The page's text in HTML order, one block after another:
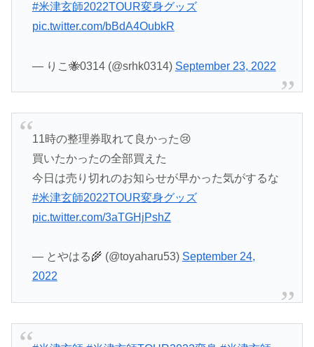
#米津玄師2022TOUR変身グッズ
pic.twitter.com/bBdA4OubkR
— りこ🐝0314 (@srhk0314) September 23, 2022
11時の整理券取れて良かった😢
買いたかったの全部買えた
今日は売り切れのお知らせが早かった気がするな
#米津玄師2022TOUR変身グッズ
pic.twitter.com/3aTGHjPshZ
— とやはる🌾 (@toyaharu53) September 24,
2022